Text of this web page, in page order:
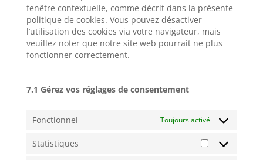
fenêtre contextuelle, comme décrit dans la présente
politique de cookies. Vous pouvez désactiver
l’utilisation des cookies via votre navigateur, mais
veuillez noter que notre site web pourrait ne plus
fonctionner correctement.
7.1 Gérez vos réglages de consentement
Fonctionnel Toujours activé
Statistiques
Statistiques